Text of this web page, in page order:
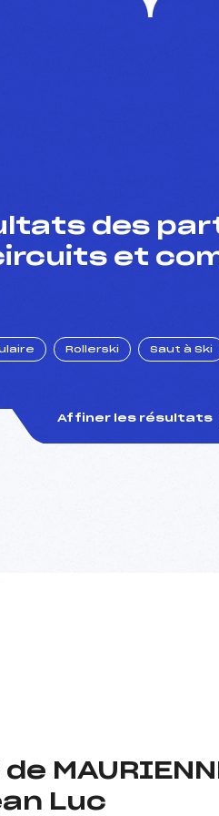
des
et
Rollerski Saut à Ski
Affiner les résultats
Luc